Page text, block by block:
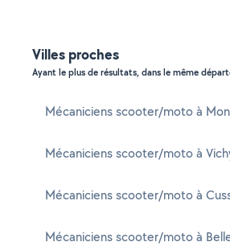
Villes proches
Ayant le plus de résultats, dans le même
Mécaniciens scooter/moto à
Mécaniciens scooter/moto à
Mécaniciens scooter/moto à
Mécaniciens scooter/moto à